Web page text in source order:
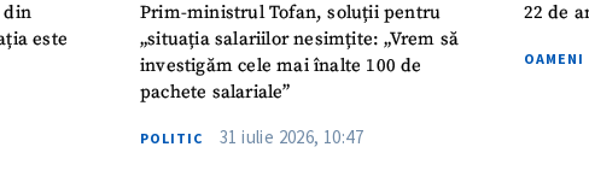
din
este
Prim-ministrul Tofan, soluții pentru
„situația salariilor nesimțite: „Vrem să
investigăm cele mai înalte 100 de
pachete salariale”
POLITIC 31 iulie 2026, 10:47
22 de
OAMENI